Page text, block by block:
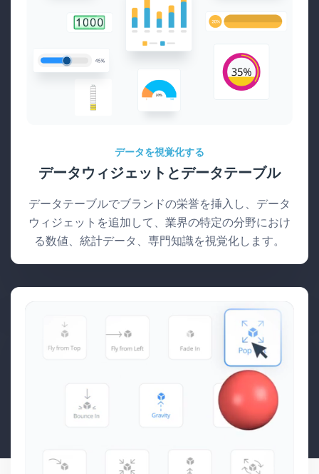
データを視覚化する
データウィジェットとデータテーブル
データテーブルでブランドの栄誉を挿入し、データ
ウィジェットを追加して、業界の特定の分野におけ
る数値、統計データ、専門知識を視覚化します。